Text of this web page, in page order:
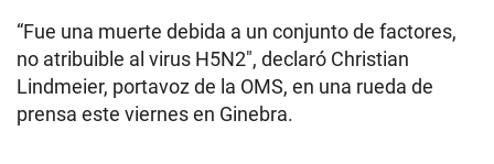
“Fue una muerte debida a un conjunto de factores,
no atribuible al virus H5N2″, declaró Christian
Lindmeier, portavoz de la OMS, en una rueda de
prensa este viernes en Ginebra.